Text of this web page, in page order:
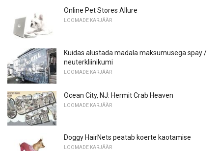
Online Pet Stores Allure
LOOMADE KARJÄÄR
Kuidas alustada madala maksumusega spay /
neuterkliinikumi
LOOMADE KARJÄÄR
Ocean City, NJ: Hermit Crab Heaven
LOOMADE KARJÄÄR
Doggy HairNets peatab koerte kaotamise
LOOMADE KARJÄÄR